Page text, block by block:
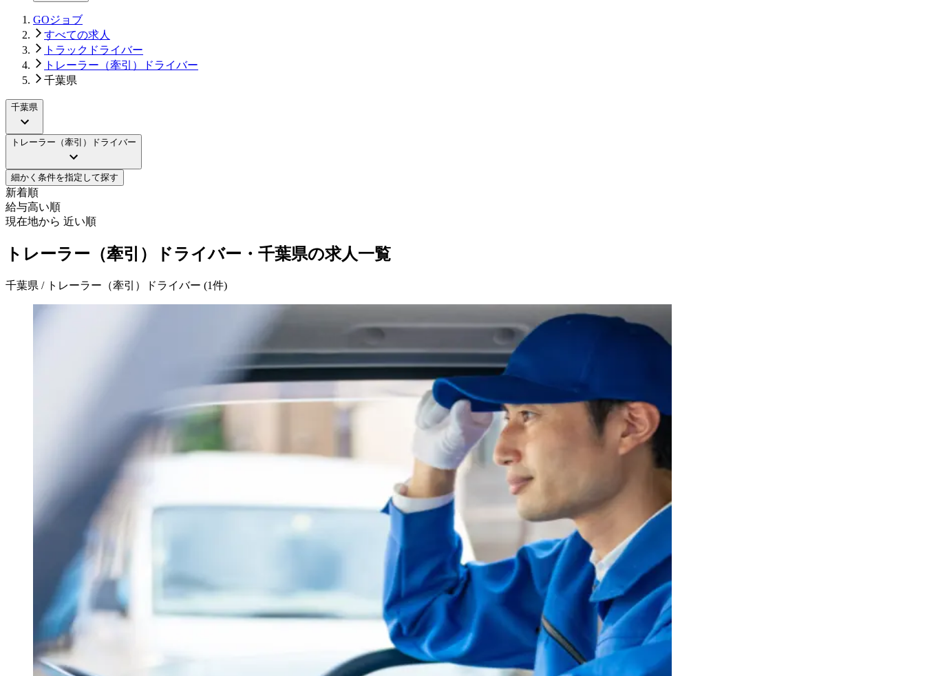
GOジョブ
すべての求人
トラックドライバー
トレーラー（牽引）ドライバー
千葉県
千葉県
トレーラー（牽引）ドライバー
細かく条件を指定して探す
新着順
給与高い順
現在地から 近い順
トレーラー（牽引）ドライバー・千葉県の求人一覧
千葉県 / トレーラー（牽引）ドライバー (1件)